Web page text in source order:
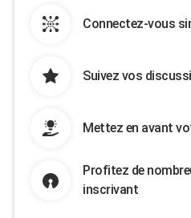
Connectez-vous
Suivez vos
Mettez en avant
Profitez de
inscrivant